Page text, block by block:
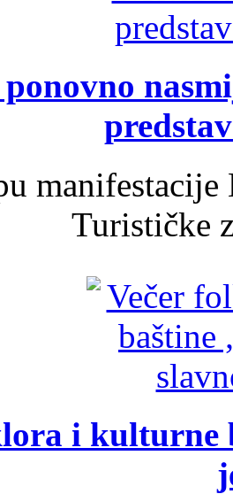
Turističke
i kulturne